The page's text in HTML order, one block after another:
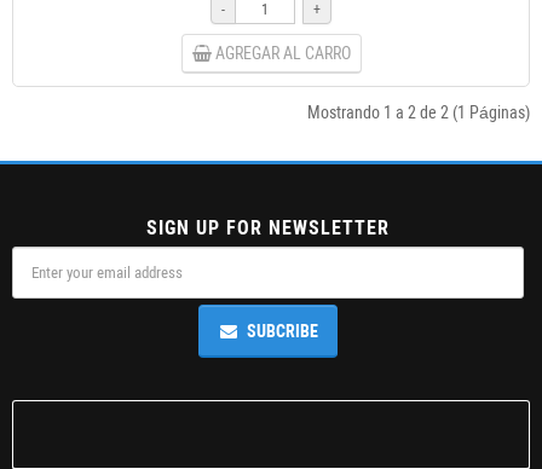
-
+
AGREGAR AL CARRO
Mostrando 1 a 2 de 2 (1 Páginas)
SIGN UP FOR NEWSLETTER
SUBCRIBE